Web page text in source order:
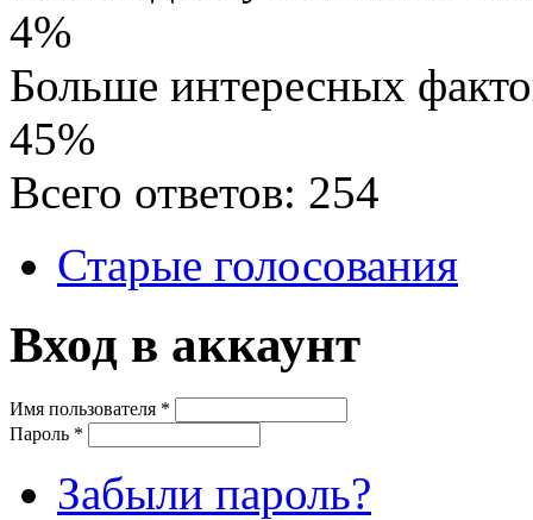
4%
Больше интересных
45%
Всего ответов: 254
Старые голосования
Вход в аккаунт
Имя пользователя *
Пароль *
Забыли пароль?